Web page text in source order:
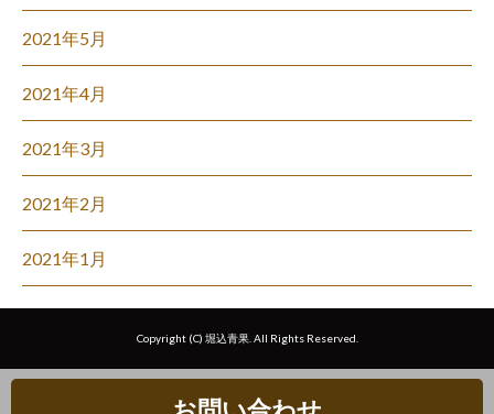
2021年5月
2021年4月
2021年3月
2021年2月
2021年1月
Copyright (C) 堀込青果. All Rights Reserved.